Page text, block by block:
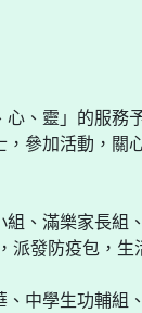
、靈」的服
參加活動，關
組、滿樂家長
派發防疫包，生
中學生功輔